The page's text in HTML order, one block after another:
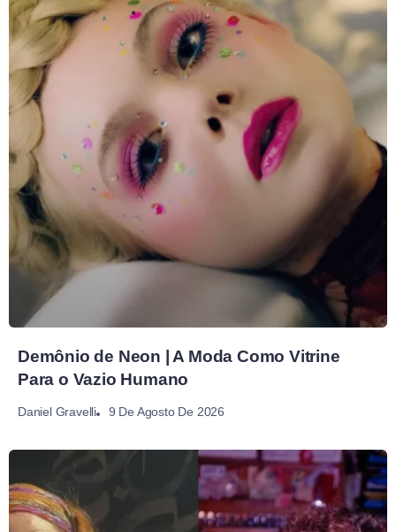
Demônio de Neon | A Moda Como Vitrine
Para o Vazio Humano
Daniel Gravelli 9 De Agosto De 2026